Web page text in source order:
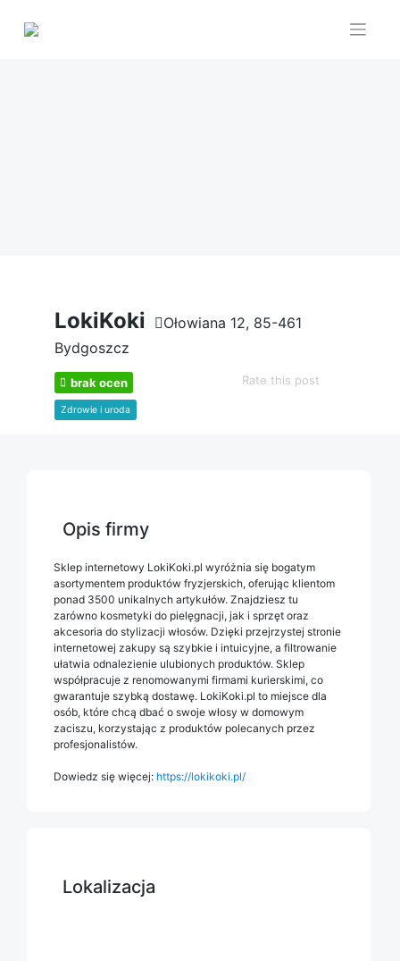
content
LokiKoki
Ołowiana 12, 85-461
Bydgoszcz
brak ocen Rate this post
Zdrowie i uroda
Opis firmy
Sklep internetowy LokiKoki.pl wyróżnia się bogatym
asortymentem produktów fryzjerskich, oferując klientom
ponad 3500 unikalnych artykułów. Znajdziesz tu
zarówno kosmetyki do pielęgnacji, jak i sprzęt oraz
akcesoria do stylizacji włosów. Dzięki przejrzystej stronie
internetowej zakupy są szybkie i intuicyjne, a filtrowanie
ułatwia odnalezienie ulubionych produktów. Sklep
współpracuje z renomowanymi firmami kurierskimi, co
gwarantuje szybką dostawę. LokiKoki.pl to miejsce dla
osób, które chcą dbać o swoje włosy w domowym
zaciszu, korzystając z produktów polecanych przez
profesjonalistów.
Dowiedz się więcej: https://lokikoki.pl/
Lokalizacja